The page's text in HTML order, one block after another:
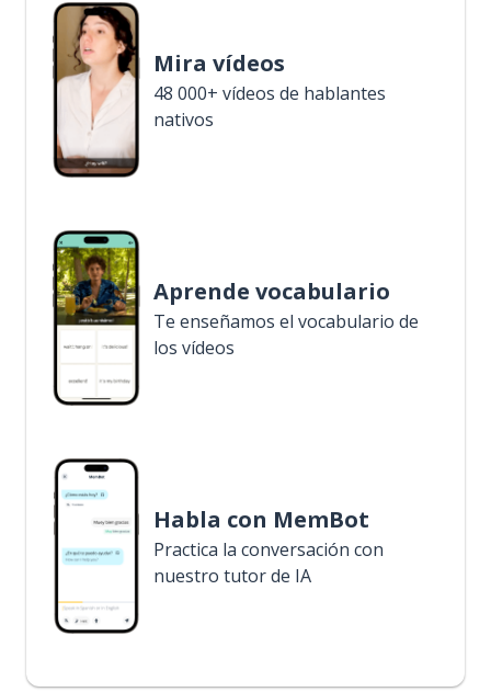
Mira vídeos
48 000+ vídeos de hablantes
nativos
Aprende vocabulario
Te enseñamos el vocabulario de
los vídeos
Habla con MemBot
Practica la conversación con
nuestro tutor de IA